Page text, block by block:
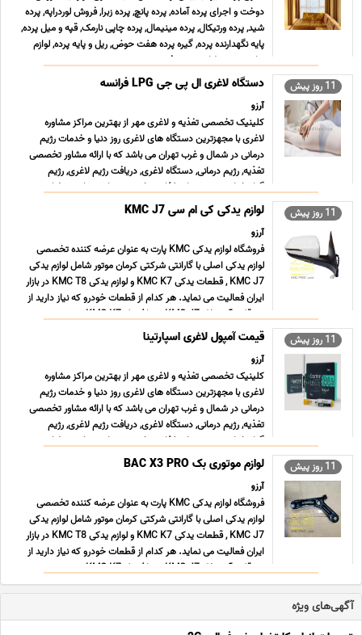
دوخت و اجرای پرده آماده, پرده پانچ, پرده زبرا, فروش لوردراپه, پرده
شید, پرده ورتیکال, پرده مینیمال, پرده چاپی نارمک, قپه و میل پرده,
پایه نگهدارنده پرده, گیره پرده هفت حوض, ریل و پایه پرده, لوازم
جانبی پرده, طراحی پرده, ف ... ...
11 روز پیش دستگاه لاغری ال پی جی LPG فرانسه
آرزو
کلینیک تخصصی تغذیه و لاغری مهر از بهترین مراکز مشاوره
لاغری با مجهزترین دستگاه های لاغری روز دنیا و خدمات رژیم
درمانی در شمال و غرب تهران می باشد که با ارائه مشاور تخصصی
تغذیه, رژیم درمانی, دستگاه لاغری, دریافت رژیم لاغری, رژیم
گیاهخواری و رژیم های غذایی تخصصی توانسته است رضایت ح
... ...
11 روز پیش لوازم یدکی کی ام سی KMC J7
آرزو
فروشگاه لوازم یدکی KMC پارت به عنوان عرضه کننده تخصصی
لوازم یدکی اصلی با گارانتی شرکتی کرمان موتور شامل لوازم یدکی
KMC J7 , قطعات یدکی KMC K7 و لوازم یدکی KMC T8 در بازار
ایران فعالیت می نماید. هر کدام از قطعات خودرو که نیاز دارید از
هر قلم، آینه بغل KMC J7 , چراغ جلو KMC K7 , سپ ... ...
11 روز پیش قیمت آمپول لاغری اسپارتینا
آرزو
کلینیک تخصصی تغذیه و لاغری مهر از بهترین مراکز مشاوره
لاغری با مجهزترین دستگاه های لاغری روز دنیا و خدمات رژیم
درمانی در شمال و غرب تهران می باشد که با ارائه مشاور تخصصی
تغذیه, رژیم درمانی, دستگاه لاغری, دریافت رژیم لاغری, رژیم
گیاهخواری و رژیم های غذایی تخصصی توانسته است رضایت ح
... ...
11 روز پیش لوازم موتوری بک BAC X3 PRO
آرزو
فروشگاه لوازم یدکی KMC پارت به عنوان عرضه کننده تخصصی
لوازم یدکی اصلی با گارانتی شرکتی کرمان موتور شامل لوازم یدکی
KMC J7 , قطعات یدکی KMC K7 و لوازم یدکی KMC T8 در بازار
ایران فعالیت می نماید. هر کدام از قطعات خودرو که نیاز دارید از
هر قلم، آینه بغل KMC J7 , چراغ جلو KMC K7 , سپ ... ...
آگهی‌های ویژه